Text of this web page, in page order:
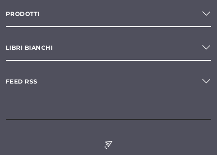
PRODOTTI
LIBRI BIANCHI
FEED RSS